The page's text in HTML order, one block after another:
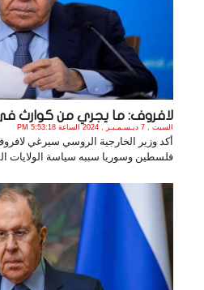
لافروف: ما يجري من كوارث
السبت , 7 ديـسـمـبـر , 2024 الساعة 5:53:18 PM
أكد وزير الخارجية الروسي سيرغي
فلسطين وسوريا سببه سياسة الولايات